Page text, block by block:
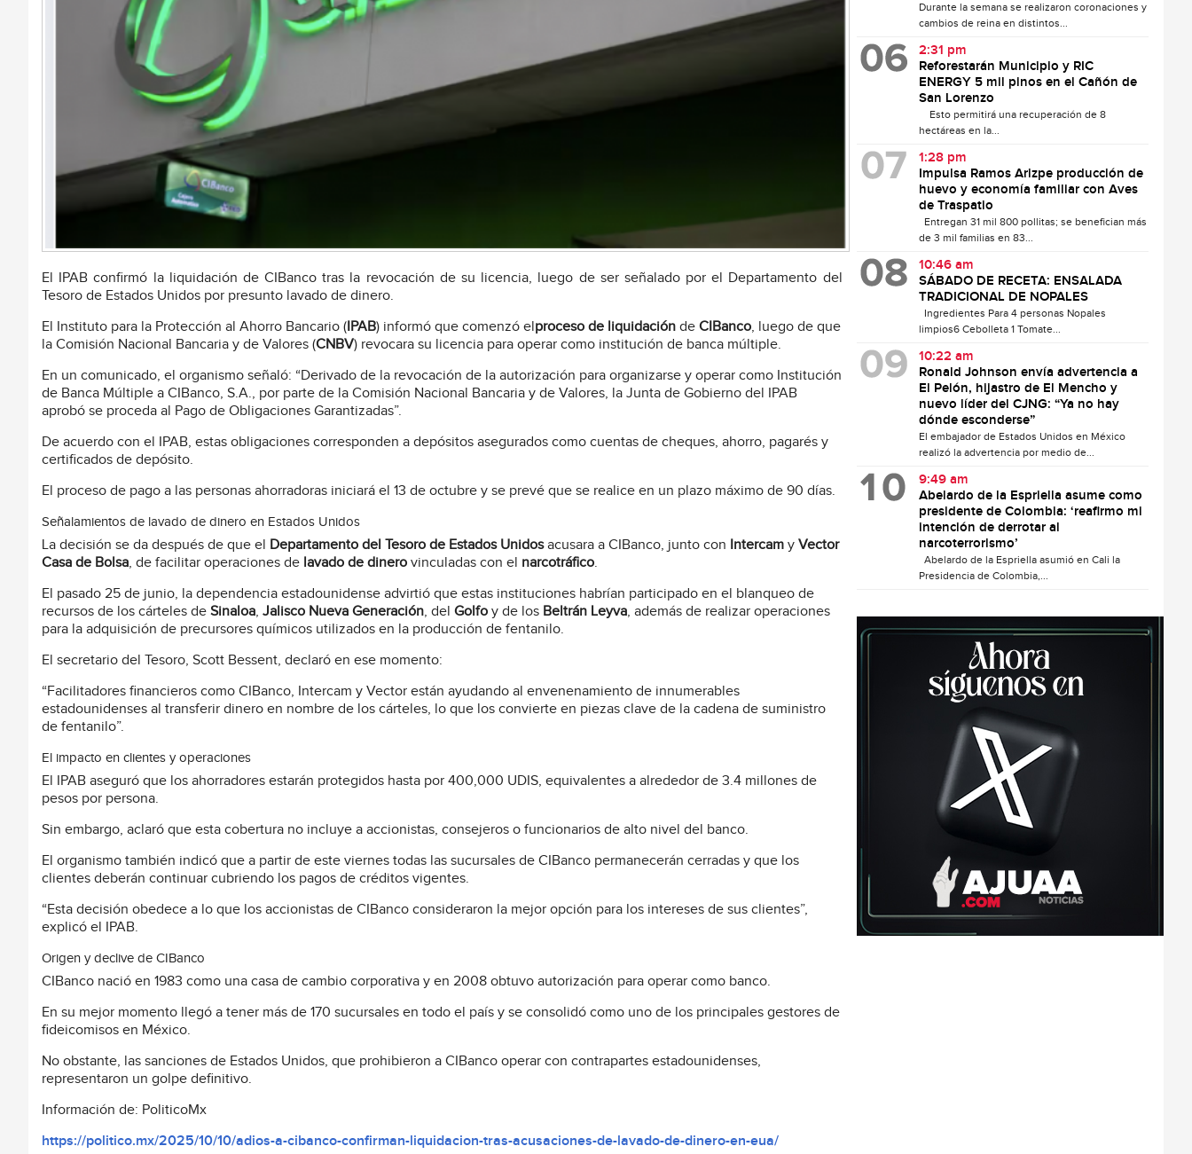
El IPAB confirmó la liquidación de CIBanco tras la revocación de su licencia, luego de ser señalado por el Departamento del
Tesoro de Estados Unidos por presunto lavado de dinero.
El Instituto para la Protección al Ahorro Bancario (IPAB) informó que comenzó elproceso de liquidación de CIBanco, luego de que
la Comisión Nacional Bancaria y de Valores (CNBV) revocara su licencia para operar como institución de banca múltiple.
En un comunicado, el organismo señaló: “Derivado de la revocación de la autorización para organizarse y operar como Institución
de Banca Múltiple a CIBanco, S.A., por parte de la Comisión Nacional Bancaria y de Valores, la Junta de Gobierno del IPAB
aprobó se proceda al Pago de Obligaciones Garantizadas”.
De acuerdo con el IPAB, estas obligaciones corresponden a depósitos asegurados como cuentas de cheques, ahorro, pagarés y
certificados de depósito.
El proceso de pago a las personas ahorradoras iniciará el 13 de octubre y se prevé que se realice en un plazo máximo de 90 días.
Señalamientos de lavado de dinero en Estados Unidos
La decisión se da después de que el Departamento del Tesoro de Estados Unidosacusara a CIBanco, junto con Intercam y Vector
Casa de Bolsa, de facilitar operaciones de lavado de dinero vinculadas con el narcotráfico.
El pasado 25 de junio, la dependencia estadounidense advirtió que estas instituciones habrían participado en el blanqueo de
recursos de los cárteles de Sinaloa, Jalisco Nueva Generación, del Golfo y de los Beltrán Leyva, además de realizar operaciones
para la adquisición de precursores químicos utilizados en la producción de fentanilo.
El secretario del Tesoro, Scott Bessent, declaró en ese momento:
“Facilitadores financieros como CIBanco, Intercam y Vector están ayudando al envenenamiento de innumerables
estadounidenses al transferir dinero en nombre de los cárteles, lo que los convierte en piezas clave de la cadena de suministro
de fentanilo”.
El impacto en clientes y operaciones
El IPAB aseguró que los ahorradores estarán protegidos hasta por 400,000 UDIS, equivalentes a alrededor de 3.4 millones de
pesos por persona.
Sin embargo, aclaró que esta cobertura no incluye a accionistas, consejeros o funcionarios de alto nivel del banco.
El organismo también indicó que a partir de este viernes todas las sucursales de CIBanco permanecerán cerradas y que los
clientes deberán continuar cubriendo los pagos de créditos vigentes.
“Esta decisión obedece a lo que los accionistas de CIBanco consideraron la mejor opción para los intereses de sus clientes”,
explicó el IPAB.
Origen y declive de CIBanco
CIBanco nació en 1983 como una casa de cambio corporativa y en 2008 obtuvo autorización para operar como banco.
En su mejor momento llegó a tener más de 170 sucursales en todo el país y se consolidó como uno de los principales gestores de
fideicomisos en México.
No obstante, las sanciones de Estados Unidos, que prohibieron a CIBanco operar con contrapartes estadounidenses,
representaron un golpe definitivo.
Información de: PoliticoMx
https://politico.mx/2025/10/10/adios-a-cibanco-confirman-liquidacion-tras-acusaciones-de-lavado-de-dinero-en-eua/
Durante la semana se realizaron coronaciones y
cambios de reina en distintos...
2:31 pm
Reforestarán Municipio y RIC
ENERGY 5 mil pinos en el Cañón de
San Lorenzo
Esto permitirá una recuperación de 8
hectáreas en la...
1:28 pm
Impulsa Ramos Arizpe producción de
huevo y economía familiar con Aves
de Traspatio
Entregan 31 mil 800 pollitas; se benefician más
de 3 mil familias en 83...
10:46 am
SÁBADO DE RECETA: ENSALADA
TRADICIONAL DE NOPALES
Ingredientes Para 4 personas Nopales
limpios6 Cebolleta 1 Tomate...
10:22 am
Ronald Johnson envía advertencia a
El Pelón, hijastro de El Mencho y
nuevo líder del CJNG: “Ya no hay
dónde esconderse”
El embajador de Estados Unidos en México
realizó la advertencia por medio de...
9:49 am
Abelardo de la Espriella asume como
presidente de Colombia: ‘reafirmo mi
intención de derrotar al
narcoterrorismo’
Abelardo de la Espriella asumió en Cali la
Presidencia de Colombia,...